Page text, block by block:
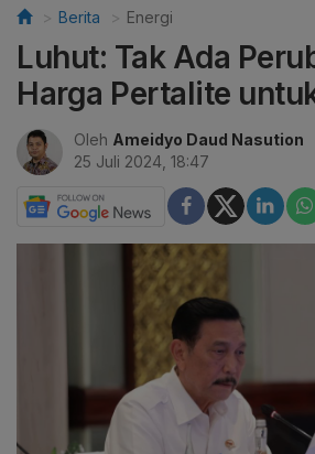
Berita Energi
Luhut: Tak Ada
Harga Pertalite
Oleh Ameidyo Daud Nasution
25 Juli 2024, 18:47